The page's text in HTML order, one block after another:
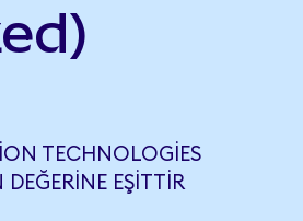
TECHNOLOGIES
EŞITTIR